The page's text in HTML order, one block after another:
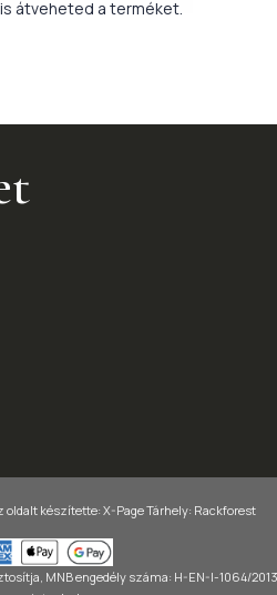
átveheted a terméket.
oldalt készítette:X-PageTárhely: Rackforest
MNB engedély száma: H-EN-I-1064/2013